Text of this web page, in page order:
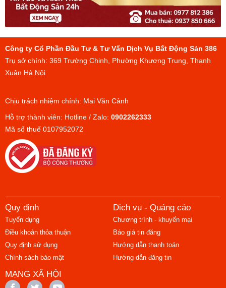
Công ty Cổ Phần Đầu Tư & Tư Vấn Dịch Vụ Bất Động Sản 386
Trụ sở chính: 369 Trường Chinh, Phường Khương Trung, Thanh
Xuân Hà Nội
Chịu trách nhiệm chính: Mai Văn Cảnh
Hỗ trợ thành viên: Hotline / Zalo: 0902262333
Mã số thuế 0107952072
Quy định
Tuyển dụng
Điều khoản thỏa thuận
Quy định sử dụng
Chính sách bảo mật
Dịch vụ - Quảng cáo
Chương trình - khuyến mại
Báo giá tin đăng
Hướng dẫn thanh toán
Hướng dẫn đăng tin
MẠNG XÃ HỘI